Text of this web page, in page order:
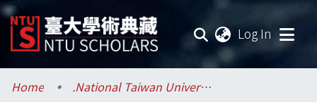
Log In
Communities & Collections
Home
.National Taiwan University / 國立臺灣大學